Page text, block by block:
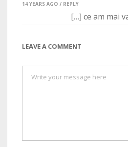
14 YEARS AGO / REPLY
[…] ce am mai
LEAVE A COMMENT